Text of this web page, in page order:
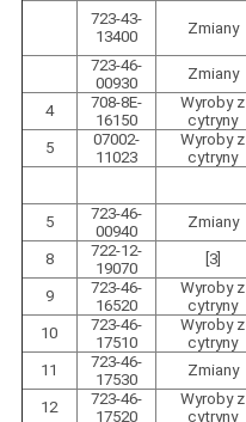
723-43-
13400
Zmiany
723-46-
00930
Zmiany
4
708-8E-
16150
Wyroby z
cytryny
5
07002-
11023
Wyroby z
cytryny
5
723-46-
00940
Zmiany
8
722-12-
19070
[3]
9
723-46-
16520
Wyroby z
cytryny
10
723-46-
17510
Wyroby z
cytryny
11
723-46-
17530
Zmiany
12
723-46-
17520
Wyroby z
cytryny